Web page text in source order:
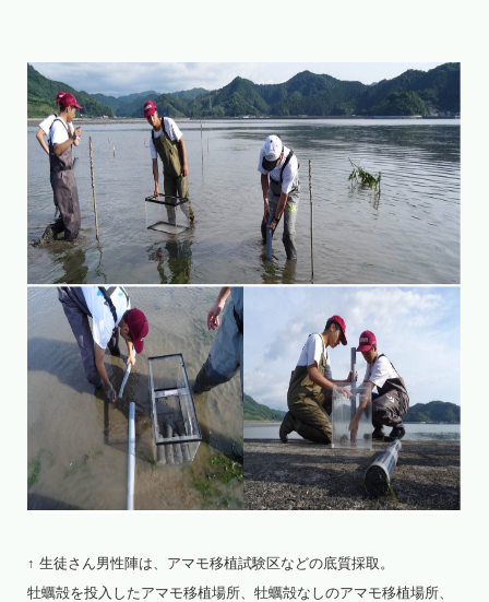
↑ 生徒さん男性陣は、アマモ移植試験区などの底質採取。
牡蠣殻を投入したアマモ移植場所、牡蠣殻なしのアマモ移植場所、